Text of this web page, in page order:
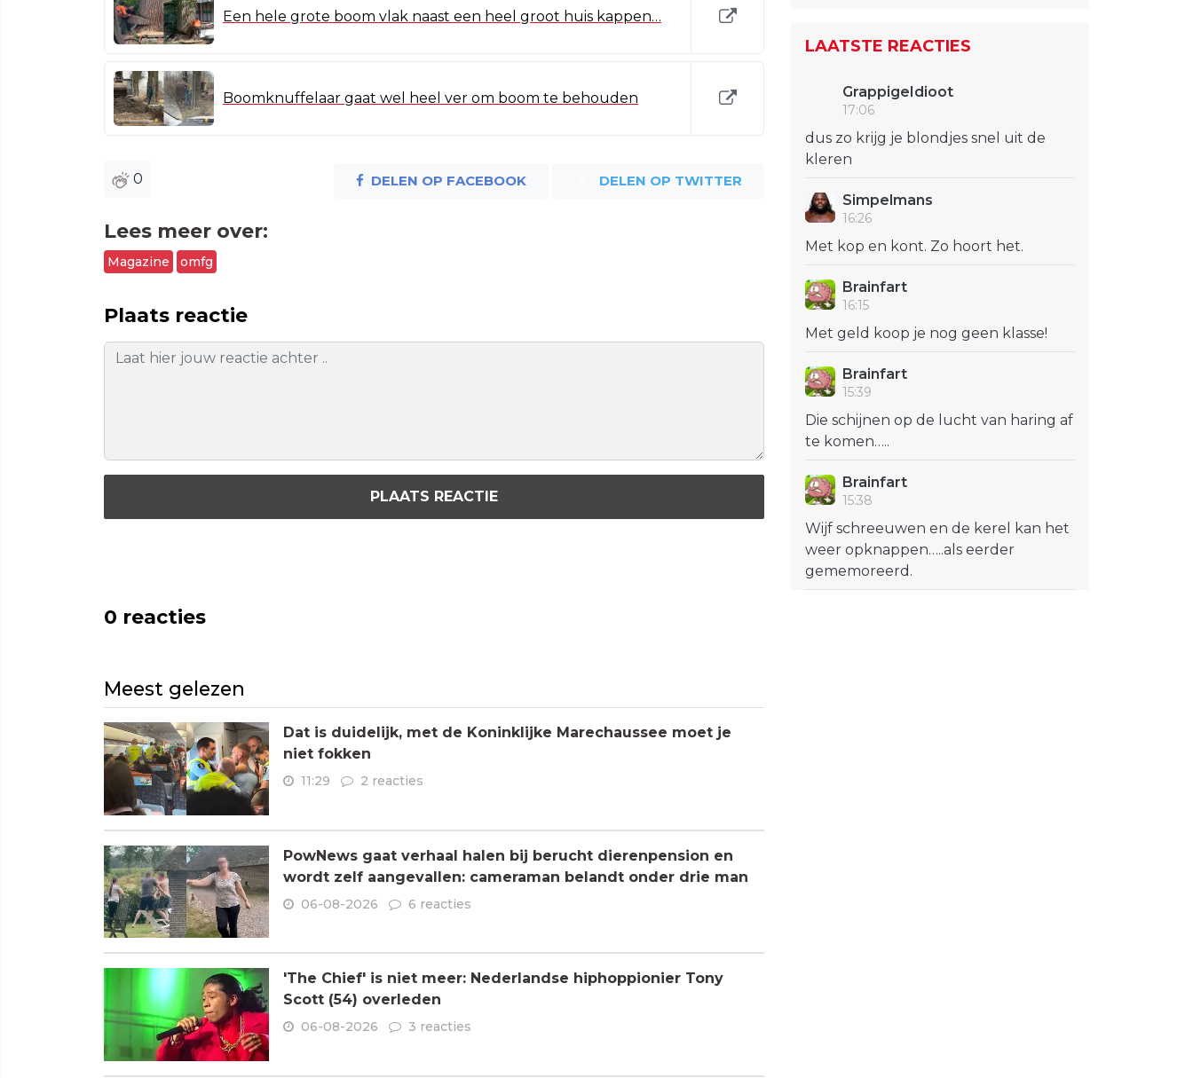
Een hele grote boom vlak naast een heel groot huis kappen…
Boomknuffelaar gaat wel heel ver om boom te behouden
0 DELEN OP FACEBOOK DELEN OP TWITTER
Lees meer over:
Magazine omfg
Plaats reactie
PLAATS REACTIE
0 reacties
Meest gelezen
Dat is duidelijk, met de Koninklijke Marechaussee moet je
niet fokken
11:29 2 reacties
PowNews gaat verhaal halen bij berucht dierenpension en
wordt zelf aangevallen: cameraman belandt onder drie man
06-08-2026 6 reacties
'The Chief' is niet meer: Nederlandse hiphoppionier Tony
Scott (54) overleden
06-08-2026 3 reacties
LAATSTE REACTIES
GrappigeIdioot
17:06
dus zo krijg je blondjes snel uit de
kleren
Simpelmans
16:26
Met kop en kont. Zo hoort het.
Brainfart
16:15
Met geld koop je nog geen klasse!
Brainfart
15:39
Die schijnen op de lucht van haring af
te komen…..
Brainfart
15:38
Wijf schreeuwen en de kerel kan het
weer opknappen…..als eerder
gememoreerd.